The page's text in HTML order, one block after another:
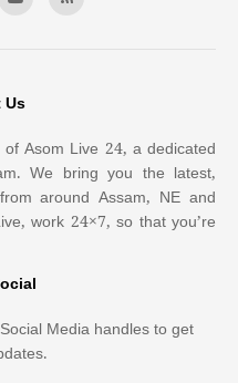
Us
of Asom Live 24, a dedicated
We bring you the latest,
around Assam, NE and
work 24×7, so that you’re
Media handles to get